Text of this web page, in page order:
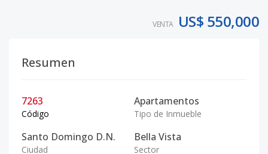
VENTA US$ 550,000
Resumen
7263
Código
Apartamentos
Tipo de Inmueble
Santo Domingo D.N.
Ciudad
Bella Vista
Sector